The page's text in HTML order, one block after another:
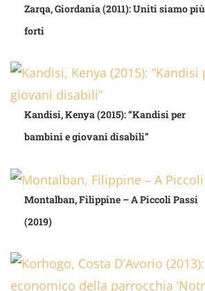
Zarqa, Giordania (2011): Uniti siamo più
forti
Kandisi, Kenya (2015): “Kandisi per
bambini e giovani disabili”
Montalban, Filippine – A Piccoli Passi
(2019)